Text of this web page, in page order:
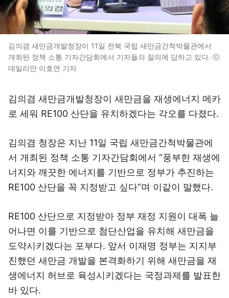
김의겸 새만금개발청장이 11일 전북 국립 새만금간척박물관에서
개최된 정책 소통 기자간담회에서 기자들의 질의에 답하고 있다. ⓒ
데일리안 이호연 기자
김의겸 새만금개발청장이 새만금을 재생에너지 메카
로 세워 RE100 산단을 유치하겠다는 각오를 다졌다.
김의겸 청장은 지난 11일 국립 새만금간척박물관에
서 개최된 정책 소통 기자간담회에서 “풍부한 재생에
너지와 깨끗한 에너지를 기반으로 정부가 추진하는
RE100 산단을 꼭 지정받고 싶다”며 이같이 말했다.
RE100 산단으로 지정받아 정부 재정 지원이 대폭 늘
어나면 이를 기반으로 첨단산업을 유치해 새만금을
도약시키겠다는 포부다. 앞서 이재명 정부는 지지부
진했던 새만금 개발을 본격화하기 위해 새만금을 재
생에너지 허브로 육성시키겠다는 국정과제를 발표한
바 있다.